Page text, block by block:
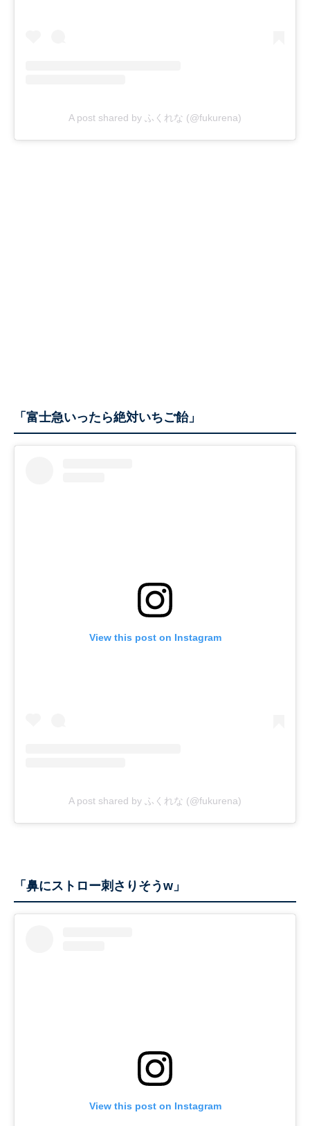
A post shared by ふくれな (@fukurena)
「富士急いったら絶対いちご飴」
View this post on Instagram
A post shared by ふくれな (@fukurena)
「鼻にストロー刺さりそうw」
View this post on Instagram